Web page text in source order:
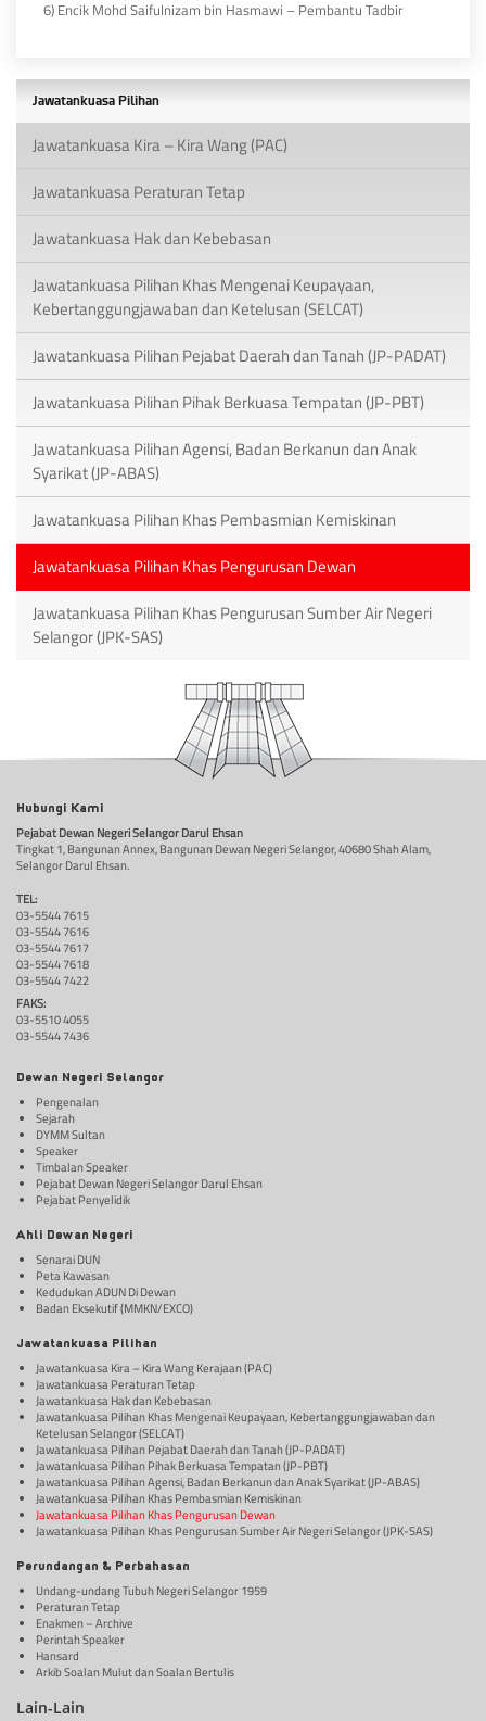
6) Encik Mohd Saifulnizam bin Hasmawi – Pembantu Tadbir
Jawatankuasa Pilihan
Jawatankuasa Kira – Kira Wang (PAC)
Jawatankuasa Peraturan Tetap
Jawatankuasa Hak dan Kebebasan
Jawatankuasa Pilihan Khas Mengenai Keupayaan,
Kebertanggungjawaban dan Ketelusan (SELCAT)
Jawatankuasa Pilihan Pejabat Daerah dan Tanah (JP-PADAT)
Jawatankuasa Pilihan Pihak Berkuasa Tempatan (JP-PBT)
Jawatankuasa Pilihan Agensi, Badan Berkanun dan Anak
Syarikat (JP-ABAS)
Jawatankuasa Pilihan Khas Pembasmian Kemiskinan
Jawatankuasa Pilihan Khas Pengurusan Dewan
Jawatankuasa Pilihan Khas Pengurusan Sumber Air Negeri
Selangor (JPK-SAS)
Hubungi Kami
Pejabat Dewan Negeri Selangor Darul Ehsan
Tingkat 1, Bangunan Annex, Bangunan Dewan Negeri Selangor, 40680 Shah Alam,
Selangor Darul Ehsan.
TEL:
03-5544 7615
03-5544 7616
03-5544 7617
03-5544 7618
03-5544 7422
FAKS:
03-5510 4055
03-5544 7436
Dewan Negeri Selangor
Pengenalan
Sejarah
DYMM Sultan
Speaker
Timbalan Speaker
Pejabat Dewan Negeri Selangor Darul Ehsan
Pejabat Penyelidik
Ahli Dewan Negeri
Senarai DUN
Peta Kawasan
Kedudukan ADUN Di Dewan
Badan Eksekutif (MMKN/EXCO)
Jawatankuasa Pilihan
Jawatankuasa Kira – Kira Wang Kerajaan (PAC)
Jawatankuasa Peraturan Tetap
Jawatankuasa Hak dan Kebebasan
Jawatankuasa Pilihan Khas Mengenai Keupayaan, Kebertanggungjawaban dan
Ketelusan Selangor (SELCAT)
Jawatankuasa Pilihan Pejabat Daerah dan Tanah (JP-PADAT)
Jawatankuasa Pilihan Pihak Berkuasa Tempatan (JP-PBT)
Jawatankuasa Pilihan Agensi, Badan Berkanun dan Anak Syarikat (JP-ABAS)
Jawatankuasa Pilihan Khas Pembasmian Kemiskinan
Jawatankuasa Pilihan Khas Pengurusan Dewan
Jawatankuasa Pilihan Khas Pengurusan Sumber Air Negeri Selangor (JPK-SAS)
Perundangan & Perbahasan
Undang-undang Tubuh Negeri Selangor 1959
Peraturan Tetap
Enakmen – Archive
Perintah Speaker
Hansard
Arkib Soalan Mulut dan Soalan Bertulis
Lain-Lain